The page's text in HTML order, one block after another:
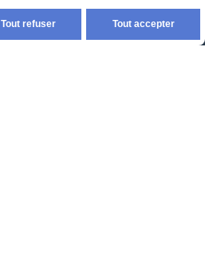
Tout refuser Tout accepter